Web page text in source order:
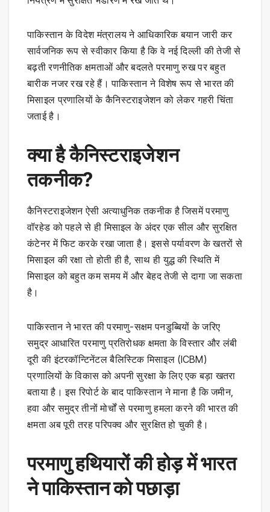
पाकिस्तान के विदेश मंत्रालय ने आधिकारिक बयान जारी कर
सार्वजनिक रूप से स्वीकार किया है कि वे नई दिल्ली की तेजी से
बढ़ती रणनीतिक क्षमताओं और बदलते परमाणु रुख पर बहुत
बारीक नजर रख रहे हैं। पाकिस्तान ने विशेष रूप से भारत की
मिसाइल प्रणालियों के कैनिस्टराइजेशन को लेकर गहरी चिंता
जताई है।
क्या है कैनिस्टराइजेशन
तकनीक?
कैनिस्टराइजेशन ऐसी अत्याधुनिक तकनीक है जिसमें परमाणु
वॉरहेड को पहले से ही मिसाइल के अंदर एक सील और सुरक्षित
कंटेनर में फिट करके रखा जाता है। इससे पर्यावरण के खतरों से
मिसाइल की रक्षा तो होती ही है, साथ ही युद्ध की स्थिति में
मिसाइल को बहुत कम समय में और बेहद तेजी से दागा जा सकता
है।
पाकिस्तान ने भारत की परमाणु-सक्षम पनडुब्बियों के जरिए
समुद्र आधारित परमाणु प्रतिरोधक क्षमता के विस्तार और लंबी
दूरी की इंटरकॉन्टिनेंटल बैलिस्टिक मिसाइल (ICBM)
प्रणालियों के विकास को अपनी सुरक्षा के लिए एक बड़ा खतरा
बताया है। इस रिपोर्ट के बाद पाकिस्तान ने माना है कि जमीन,
हवा और समुद्र तीनों मोर्चों से परमाणु हमला करने की भारत की
क्षमता अब पूरी तरह परिपक्व और सुरक्षित हो चुकी है।
परमाणु हथियारों की होड़ में भारत
ने पाकिस्तान को पछाड़ा